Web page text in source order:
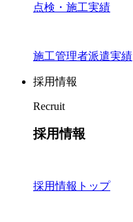
点検・施工実績
施工管理者派遣実績
採用情報
Recruit
採用情報
採用情報トップ